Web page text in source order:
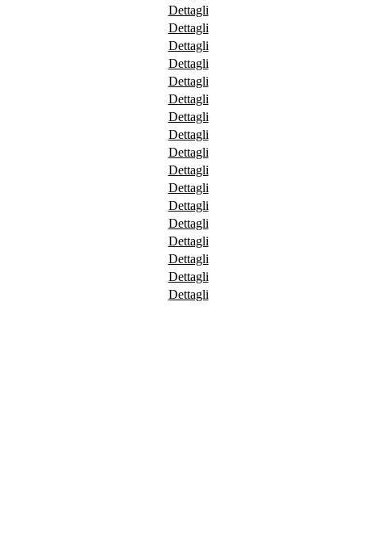
Dettagli
Dettagli
Dettagli
Dettagli
Dettagli
Dettagli
Dettagli
Dettagli
Dettagli
Dettagli
Dettagli
Dettagli
Dettagli
Dettagli
Dettagli
Dettagli
Dettagli